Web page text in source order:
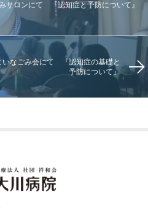
ロンにて 『認知症と予防について』
なごみ会にて 『認知症の基礎と
予防について』